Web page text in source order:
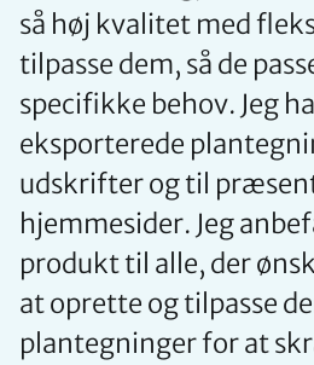
så høj kvalitet med
tilpasse dem, så de
specifikke behov. Jeg
eksporterede
udskrifter og til
hjemmesider. Jeg
produkt til alle, der
at oprette og tilpasse
plantegninger for at